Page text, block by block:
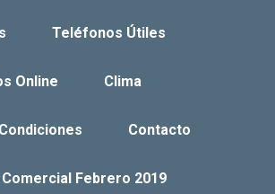
Teléfonos Útiles
Online Clima
Contacto
Febrero 2019